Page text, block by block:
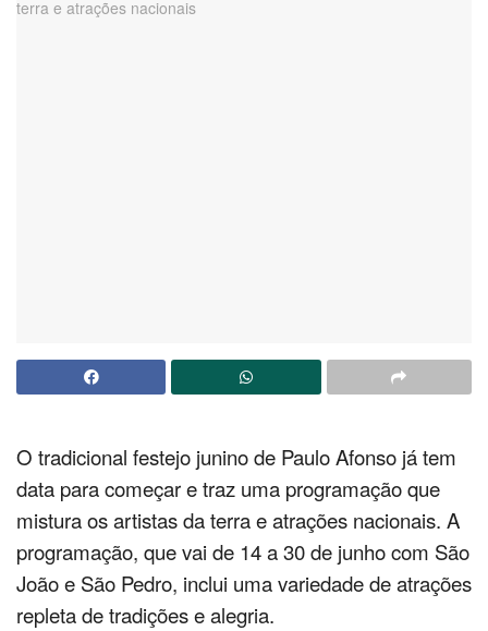
O tradicional festejo junino de Paulo Afonso já tem
data para começar e traz uma programação que
mistura os artistas da terra e atrações nacionais. A
programação, que vai de 14 a 30 de junho com São
João e São Pedro, inclui uma variedade de atrações
repleta de tradições e alegria.